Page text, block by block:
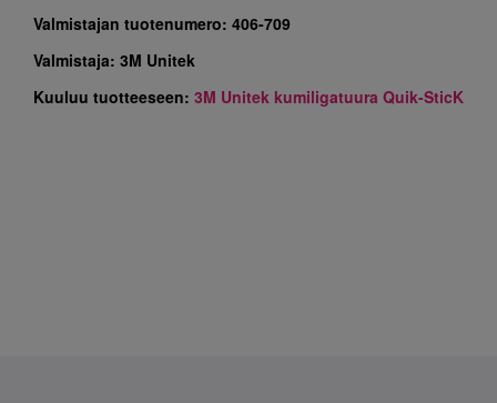
Valmistajan tuotenumero: 406-709
Valmistaja: 3M Unitek
Kuuluu tuotteeseen: 3M Unitek kumiligatuura Quik-SticK